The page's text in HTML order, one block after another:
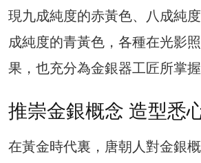
現九成純度的赤黃色、八成純
成純度的青黃色，各種在光影
果，也充分為金銀器工匠所掌握
推崇金銀概念 造型悉
在黃金時代裏，唐朝人對金銀